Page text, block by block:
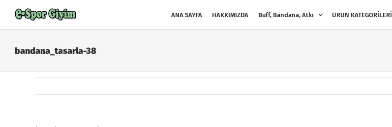
content
ANA SAYFA HAKKIMIZDA Buff, Bandana, Atkı ÜRÜN KATEGORİLERİ
bandana_tasarla-38